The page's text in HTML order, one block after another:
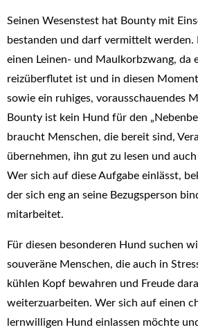
Seinen Wesenstest hat Bounty mit
bestanden und darf vermittelt werden.
einen Leinen- und Maulkorbzwang, da
reizüberflutet ist und in diesen
sowie ein ruhiges, vorausschauendes
Bounty ist kein Hund für den
braucht Menschen, die bereit sind,
übernehmen, ihn gut zu lesen und
Wer sich auf diese Aufgabe einlässt,
der sich eng an seine Bezugsperson
mitarbeitet.
Für diesen besonderen Hund suchen
souveräne Menschen, die auch in
kühlen Kopf bewahren und Freude
weiterzuarbeiten. Wer sich auf einen
lernwilligen Hund einlassen möchte